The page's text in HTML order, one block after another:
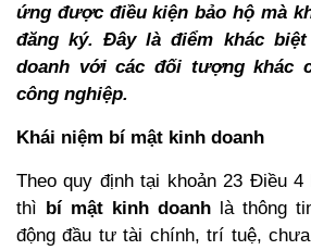
ứng được điều kiện bảo hộ mà
đăng ký. Đây là điểm khác
doanh với các đối tượng khác
công nghiệp.
Khái niệm bí mật kinh doanh
Theo quy định tại khoản 23 Điều
thì bí mật kinh doanh là thông
động đầu tư tài chính, trí tuệ,